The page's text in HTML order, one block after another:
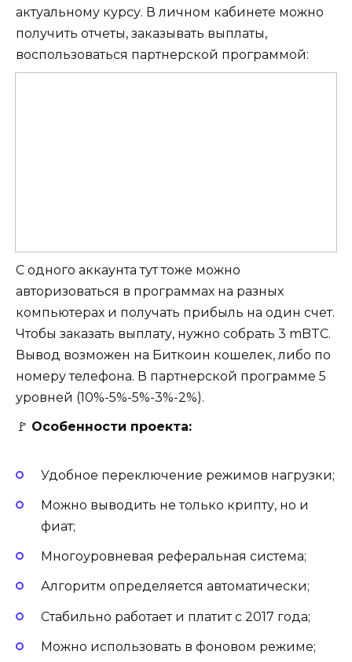
актуальному курсу. В личном кабинете можно
получить отчеты, заказывать выплаты,
воспользоваться партнерской программой:
С одного аккаунта тут тоже можно
авторизоваться в программах на разных
компьютерах и получать прибыль на один счет.
Чтобы заказать выплату, нужно собрать 3 mBTC.
Вывод возможен на Биткоин кошелек, либо по
номеру телефона. В партнерской программе 5
уровней (10%-5%-5%-3%-2%).
🚩 Особенности проекта:
Удобное переключение режимов нагрузки;
Можно выводить не только крипту, но и
фиат;
Многоуровневая реферальная система;
Алгоритм определяется автоматически;
Стабильно работает и платит с 2017 года;
Можно использовать в фоновом режиме;